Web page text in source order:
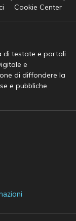
Cookie Center
di testate e portali
e
di diffondere la
e pubbliche